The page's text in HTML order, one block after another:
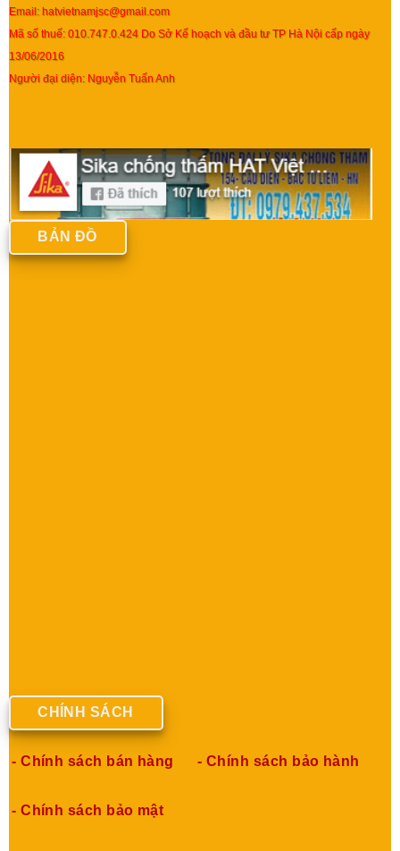
Email: hatvietnamjsc@gmail.com
Mã số thuế: 010.747.0.424 Do Sở Kế hoạch và đầu tư TP Hà Nội cấp ngày
13/06/2016
Người đại diện: Nguyễn Tuấn Anh
BẢN ĐỒ
CHÍNH SÁCH
- Chính sách bán hàng - Chính sách bảo hành
- Chính sách bảo mật